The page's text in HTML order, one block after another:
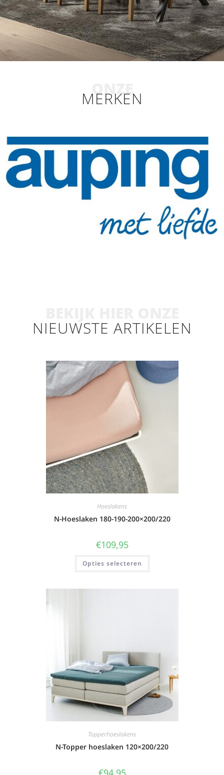
ONZE
MERKEN
NIEUWSTE ARTIKELEN
Hoeslakens
N-Hoeslaken 180-190-200×200/220
€109,95
Opties selecteren
Topperhoeslakens
N-Topper hoeslaken 120×200/220
€94,95